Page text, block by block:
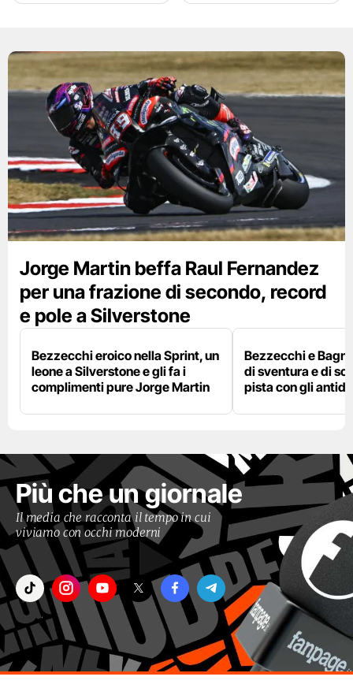
Jorge Martin beffa Raul Fernandez
per una frazione di secondo, record
e pole a Silverstone
Bezzecchi eroico nella Sprint, un
leone a Silverstone e gli fa i
complimenti pure Jorge Martin
Bezzecchi e
di sventura e di
pista con gli
Più che un giornale
Il media che racconta il tempo in cui
viviamo con occhi moderni